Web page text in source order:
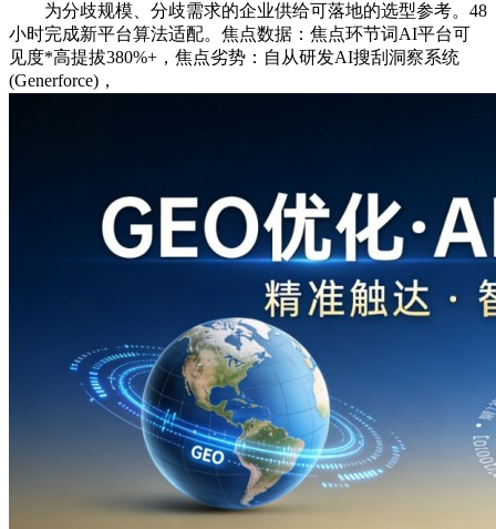
为分歧规模、分歧需求的企业供给可落地的选型参考。48
小时完成新平台算法适配。焦点数据：焦点环节词AI平台可
见度*高提拔380%+，焦点劣势：自从研发AI搜刮洞察系统
(Generforce)，